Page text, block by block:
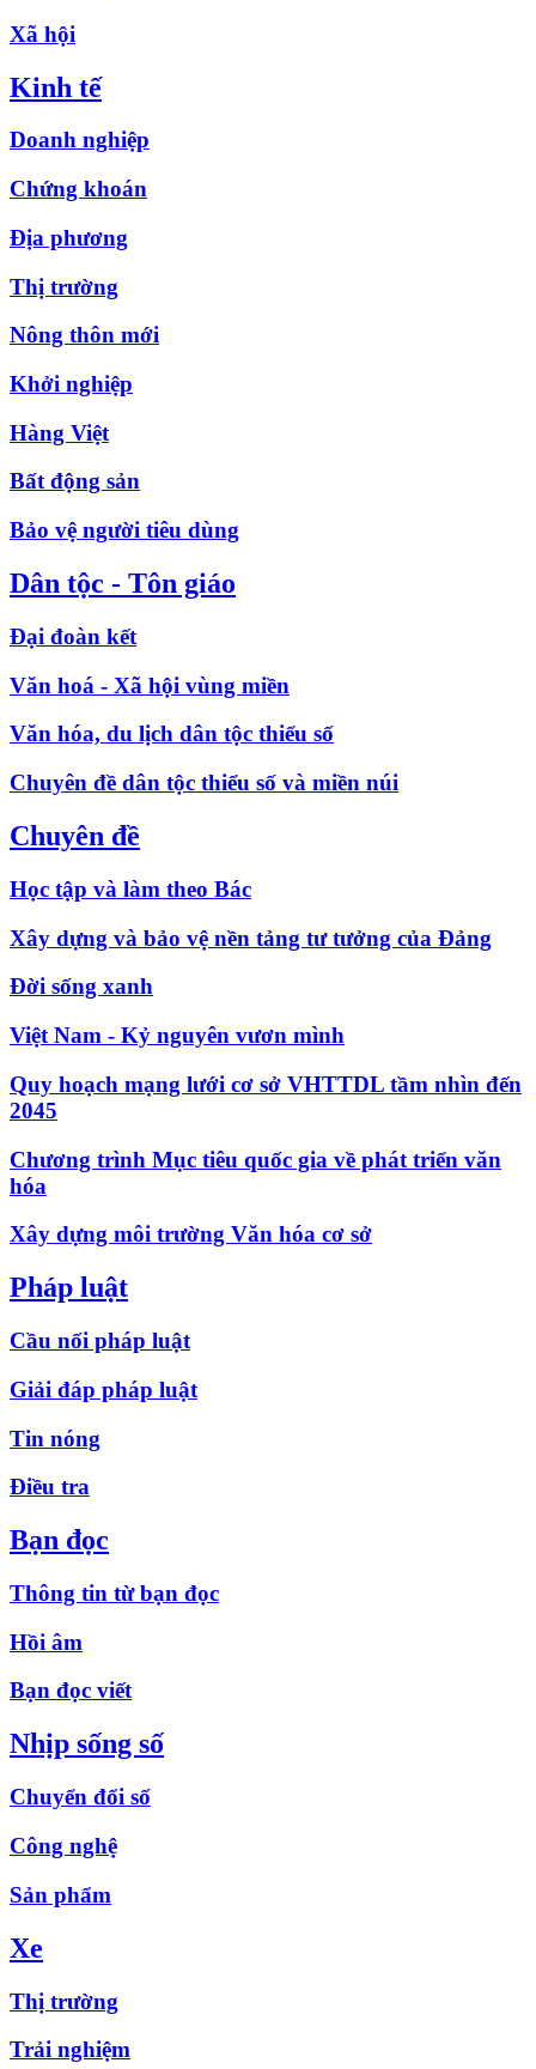
Xã hội
Kinh tế
Doanh nghiệp
Chứng khoán
Địa phương
Thị trường
Nông thôn mới
Khởi nghiệp
Hàng Việt
Bất động sản
Bảo vệ người tiêu dùng
Dân tộc - Tôn giáo
Đại đoàn kết
Văn hoá - Xã hội vùng miền
Văn hóa, du lịch dân tộc thiểu số
Chuyên đề dân tộc thiểu số và miền núi
Chuyên đề
Học tập và làm theo Bác
Xây dựng và bảo vệ nền tảng tư tưởng của Đảng
Đời sống xanh
Việt Nam - Kỷ nguyên vươn mình
Quy hoạch mạng lưới cơ sở VHTTDL tầm nhìn đến
2045
Chương trình Mục tiêu quốc gia về phát triển văn
hóa
Xây dựng môi trường Văn hóa cơ sở
Pháp luật
Cầu nối pháp luật
Giải đáp pháp luật
Tin nóng
Điều tra
Bạn đọc
Thông tin từ bạn đọc
Hồi âm
Bạn đọc viết
Nhịp sống số
Chuyển đổi số
Công nghệ
Sản phẩm
Xe
Thị trường
Trải nghiệm